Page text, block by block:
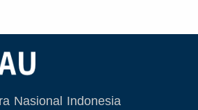
Nasional Indonesia